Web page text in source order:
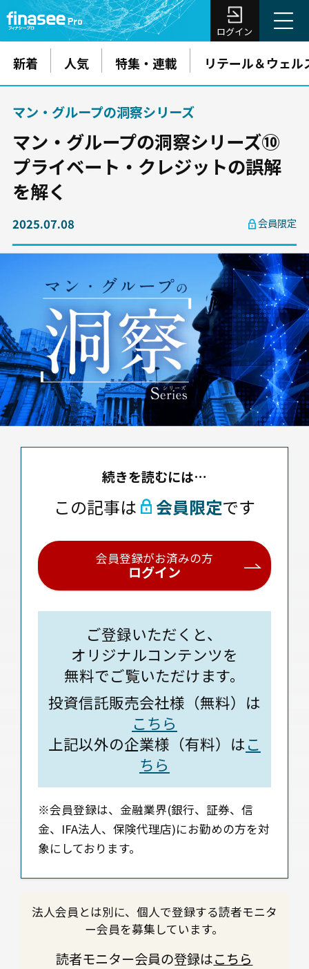
ログイン
新着 人気 特集・連載 リテール＆ウェル
マン・グループの洞察シリーズ
マン・グループの洞察シリーズ⑩
プライベート・クレジットの誤解
を解く
2025.07.08 会員限定
続きを読むには…
この記事は 会員限定です
会員登録がお済みの方
ログイン
ご登録いただくと、
オリジナルコンテンツを
無料でご覧いただけます。
投資信託販売会社様（無料）は
こちら
上記以外の企業様（有料）はこ
ちら
※会員登録は、金融業界(銀行、証券、信
金、IFA法人、保険代理店)にお勤めの方を対
象にしております。
法人会員とは別に、個人で登録する読者モニタ
ー会員を募集しています。
読者モニター会員の登録はこちら